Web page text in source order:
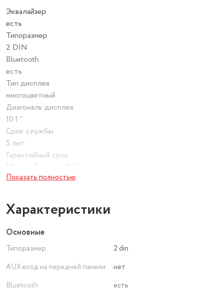
Эквалайзер
есть
Типоразмер
2 DIN
Bluetooth
есть
Тип дисплея
многоцветный
Диагональ дисплея
10.1 "
Срок службы
5 лет
Гарантийный срок
12 мес., Гарантия СЦ производителя
Показать полностью
Характеристики
Основные
Типоразмер
2 din
AUX вход на передней панели
нет
Bluetooth
есть